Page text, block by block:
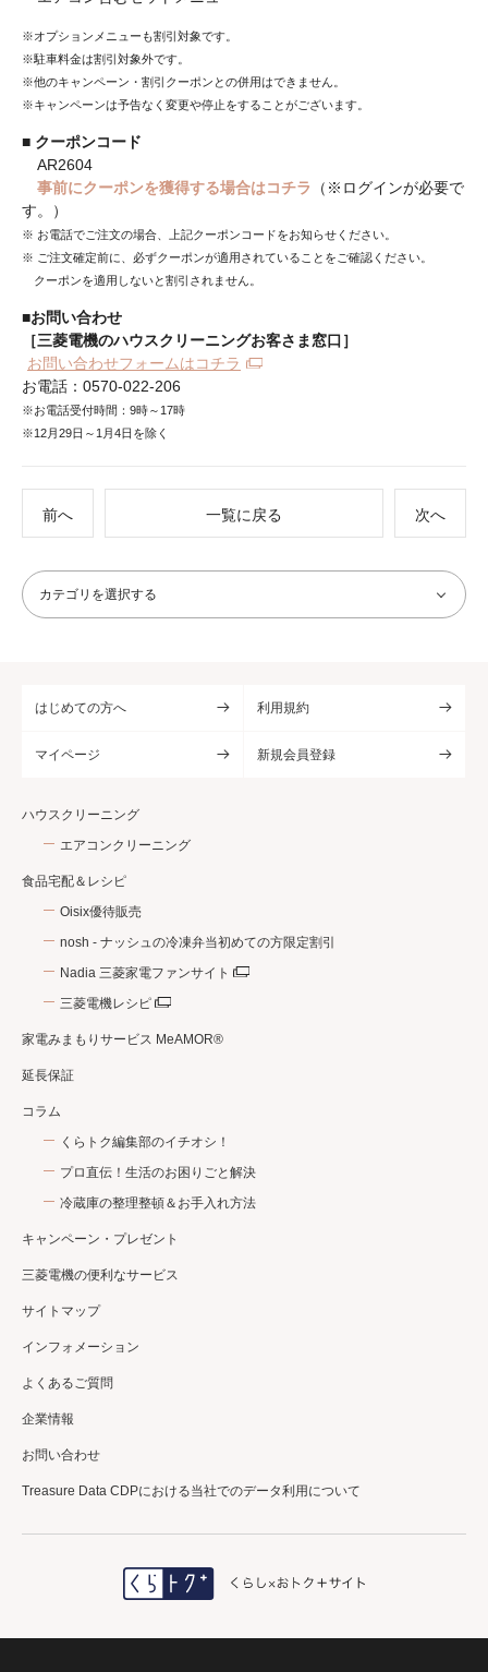
※オプションメニューも割引対象です。
※駐車料金は割引対象外です。
※他のキャンペーン・割引クーポンとの併用はできません。
※キャンペーンは予告なく変更や停止をすることがございます。
■ クーポンコード
AR2604
事前にクーポンを獲得する場合はコチラ
（※ログインが必要で
す。）
※ お電話でご注文の場合、上記クーポンコードをお知らせください。
※ ご注文確定前に、必ずクーポンが適用されていることをご確認ください。
クーポンを適用しないと割引されません。
■お問い合わせ
［三菱電機のハウスクリーニングお客さま窓口］
お問い合わせフォームはコチラ
お電話：0570-022-206
※お電話受付時間：9時～17時
※12月29日～1月4日を除く
前へ 一覧に戻る 次へ
はじめての方へ 利用規約
マイページ 新規会員登録
ハウスクリーニング
エアコンクリーニング
食品宅配＆レシピ
Oisix優待販売
nosh - ナッシュの冷凍弁当初めての方限定割引
Nadia 三菱家電ファンサイト
三菱電機レシピ
家電みまもりサービス MeAMOR®
延長保証
コラム
くらトク編集部のイチオシ！
プロ直伝！生活のお困りごと解決
冷蔵庫の整理整頓＆お手入れ方法
キャンペーン・プレゼント
三菱電機の便利なサービス
サイトマップ
インフォメーション
よくあるご質問
企業情報
お問い合わせ
Treasure Data CDPにおける当社でのデータ利用について